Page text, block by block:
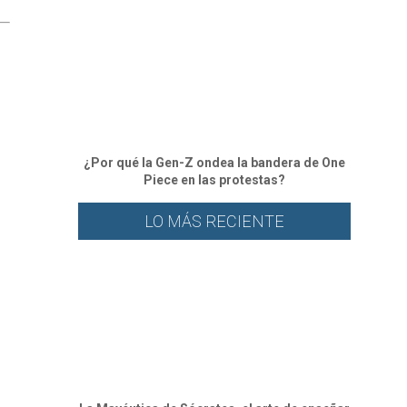
¿Por qué la Gen-Z ondea la bandera de One
Piece en las protestas?
LO MÁS RECIENTE